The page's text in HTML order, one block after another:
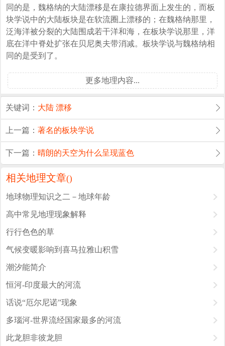
同的是，魏格纳的大陆漂移是在康拉德界面上发生的，而板
块学说中的大陆板块是在软流圈上漂移的；在魏格纳那里，
泛海洋被分裂的大陆围成若干洋和海，在板块学说那里，洋
底在洋中脊处扩张在贝尼奥夫带消减。板块学说与魏格纳相
同的是受到了。
更多地理内容...
关键词： 大陆 漂移
上一篇：著名的板块学说
下一篇： 晴朗的天空为什么呈现蓝色
相关地理文章()
地球物理知识之二－地球年龄
高中常见地理现象解释
行行色色的草
气候变暖影响到喜马拉雅山积雪
潮汐能简介
恒河-印度最大的河流
话说“厄尔尼诺”现象
多瑙河-世界流经国家最多的河流
此龙胆非彼龙胆